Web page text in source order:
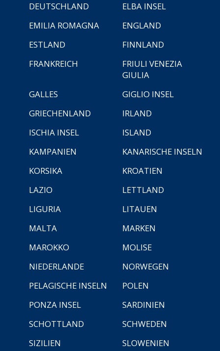
DEUTSCHLAND
ELBA INSEL
EMILIA ROMAGNA
ENGLAND
ESTLAND
FINNLAND
FRANKREICH
FRIULI VENEZIA
GIULIA
GALLES
GIGLIO INSEL
GRIECHENLAND
IRLAND
ISCHIA INSEL
ISLAND
KAMPANIEN
KANARISCHE INSELN
KORSIKA
KROATIEN
LAZIO
LETTLAND
LIGURIA
LITAUEN
MALTA
MARKEN
MAROKKO
MOLISE
NIEDERLANDE
NORWEGEN
PELAGISCHE INSELN
POLEN
PONZA INSEL
SARDINIEN
SCHOTTLAND
SCHWEDEN
SIZILIEN
SLOWENIEN